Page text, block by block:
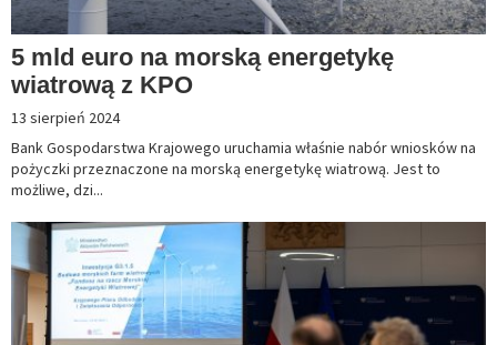
5 mld euro na morską energetykę
wiatrową z KPO
13 sierpień 2024
Bank Gospodarstwa Krajowego uruchamia właśnie nabór wniosków na
pożyczki przeznaczone na morską energetykę wiatrową. Jest to
możliwe, dzi...